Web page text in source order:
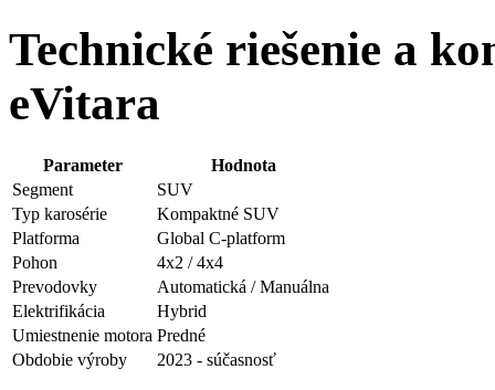
Technické riešenie a
eVitara
Parameter
Hodnota
Segment
SUV
Typ karosérie
Kompaktné SUV
Platforma
Global C-platform
Pohon
4x2 / 4x4
Prevodovky
Automatická / Manuálna
Elektrifikácia
Hybrid
Umiestnenie motora Predné
Obdobie výroby
2023 - súčasnosť